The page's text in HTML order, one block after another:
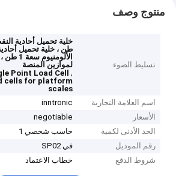
منتوج وصف
تسليط الضوء
طن ، خلية تحميل
لموازين المنصة
,
Point Load Cell
cells for platform
scales
اسم العلامة التجارية
inntronic
الأسعار
negotiable
الحد الأدنى لكمية
حاسب شخصي 1
رقم الموديل
في SP02
شروط الدفع
خطاب الاعتماد